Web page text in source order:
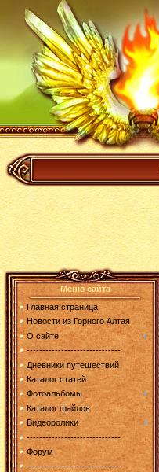
Меню сайта
Главная страница
Новости из Горного Алтая
О сайте
------------------------------
Дневники путешествий
Каталог статей
Фотоальбомы
Каталог файлов
Видеоролики
------------------------------
Форум
------------------------------